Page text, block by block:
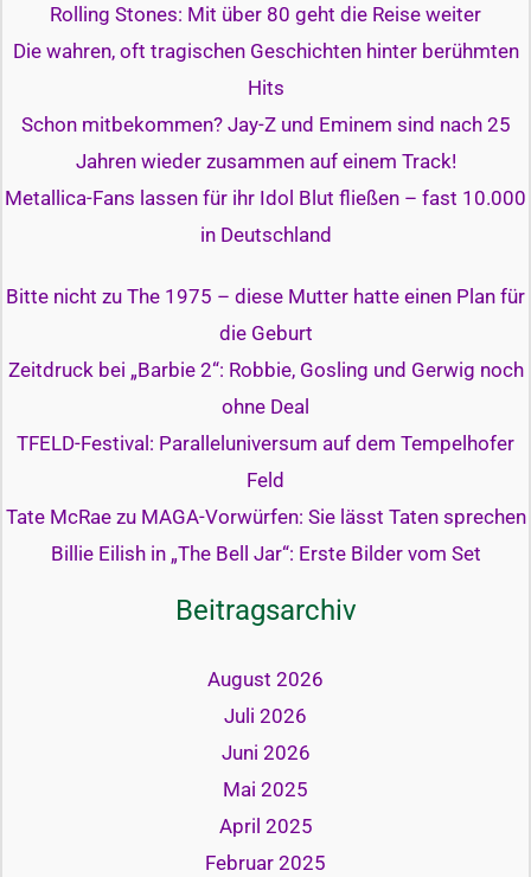
Rolling Stones: Mit über 80 geht die Reise weiter
Die wahren, oft tragischen Geschichten hinter berühmten
Hits
Schon mitbekommen? Jay-Z und Eminem sind nach 25
Jahren wieder zusammen auf einem Track!
Metallica-Fans lassen für ihr Idol Blut fließen – fast 10.000
in Deutschland
Bitte nicht zu The 1975 – diese Mutter hatte einen Plan für
die Geburt
Zeitdruck bei „Barbie 2“: Robbie, Gosling und Gerwig noch
ohne Deal
TFELD-Festival: Paralleluniversum auf dem Tempelhofer
Feld
Tate McRae zu MAGA-Vorwürfen: Sie lässt Taten sprechen
Billie Eilish in „The Bell Jar“: Erste Bilder vom Set
Beitragsarchiv
August 2026
Juli 2026
Juni 2026
Mai 2025
April 2025
Februar 2025